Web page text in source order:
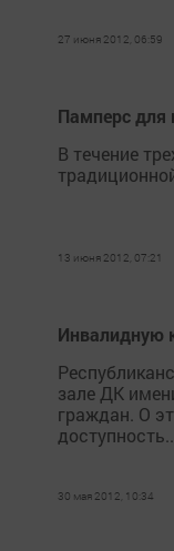
27 июня 2012, 06:59
Памперс для
В течение
13 июня 2012, 07:21
Инвалидную
зале ДК
граждан. О
доступность...
30 мая 2012, 10:34